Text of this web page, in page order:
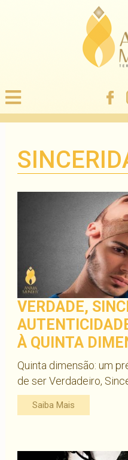
VERDADE,
À QUINTA
Quinta dimensão: um
de ser Verdadeiro,
Saiba Mais